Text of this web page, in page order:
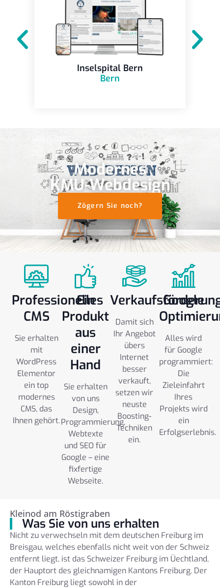
Inselspital Bern
Bern
Modernes
KMU-Webdesign
Zögern Sie noch?
Professionelles
CMS
Sie erhalten
mit
WordPress
Elementor
ein top
modernes
CMS, das
Ihnen gehört.
Ein
Produkt
aus
einer
Hand
Sie erhalten
von uns
Design,
Programmierung,
Webtexte
und SEO für
Google – eine
fixfertige
Webseite.
Damit sich
Ihr Angebot
übers
Internet
besser
verkauft,
setzen wir
neuste
Boosting-
Techniken
ein.
Google
Alles wird
für Google
programmiert:
Die
Zieleinfahrt
Ihres
Projekts wird
ein
Erfolgserlebnis.
Kleinod am Röstigraben
Was Sie von uns erhalten
Nicht zu verwechseln mit dem deutschen Freiburg im
Breisgau, welches ebenfalls nicht weit von der Schweiz
entfernt liegt, ist das Schweizer Freiburg im Üechtland,
der Hauptort des gleichnamigen Kantons Freiburg. Der
Kanton Freiburg liegt sowohl in der